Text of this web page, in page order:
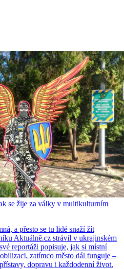
se žije za války v multikulturním
a přesto se tu lidé snaží žít
Aktuálně.cz strávil v ukrajinském
reportáži popisuje, jak si místní
zatímco město dál funguje –
dopravu i každodenní život.